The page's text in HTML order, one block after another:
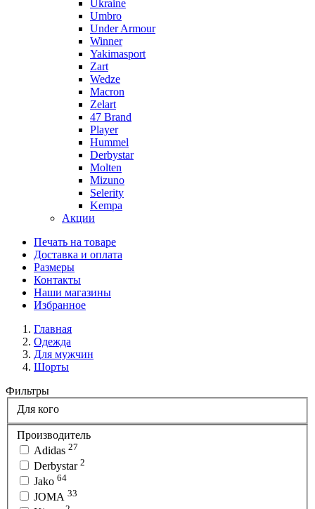
Ukraine
Umbro
Under Armour
Winner
Yakimasport
Zart
Wedze
Macron
Zelart
47 Brand
Player
Hummel
Derbystar
Molten
Mizuno
Selerity
Kempa
Акции
Печать на товаре
Доставка и оплата
Размеры
Контакты
Наши магазины
Избранное
Главная
Одежда
Для мужчин
Шорты
Фильтры
Для кого
Производитель
Adidas 27
Derbystar 2
Jako 64
JOMA 33